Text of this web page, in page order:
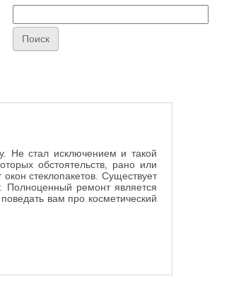
Не стал исключением и такой
обстоятельств, рано или
окон стеклопакетов. Существует
Полноценный ремонт является
вам про косметический